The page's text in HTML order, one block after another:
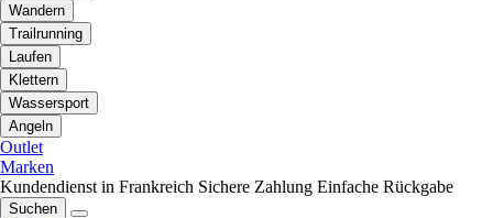
Wandern
Trailrunning
Laufen
Klettern
Wassersport
Angeln
Outlet
Marken
Kundendienst in Frankreich Sichere Zahlung Einfache Rückgabe
Suchen